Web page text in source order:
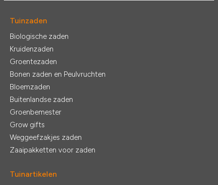
Tuinzaden
Biologische zaden
Kruidenzaden
Groentezaden
Bonen zaden en Peulvruchten
Bloemzaden
Buitenlandse zaden
Groenbemester
Grow gifts
Weggeefzakjes zaden
Zaaipakketten voor zaden
Tuinartikelen